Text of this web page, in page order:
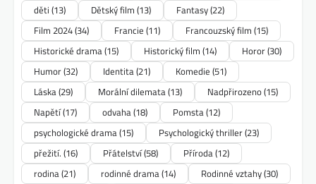
děti (13) Dětský film (13) Fantasy(22)
Film 2024(34) Francie (11) Francouzský film (15)
Historické drama(15) Historický film (14) Horor(30)
Humor(32) Identita(21) Komedie (51)
Láska(29) Morální dilemata(13) Nadpřirozeno(15)
Napětí(17) odvaha(18) Pomsta(12)
psychologické drama(15) Psychologický thriller(23)
přežití. (16) Přátelství(58) Příroda(12)
rodina(21) rodinné drama(14) Rodinné vztahy(30)